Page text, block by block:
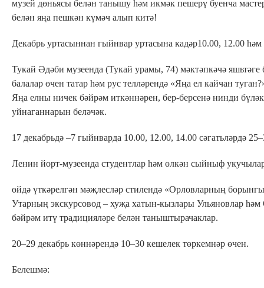
музей дөньясы белән танышу һәм икмәк пешерү буенча
белән яңа пешкән күмәч алып китә!
Декабрь уртасыннан гыйнвар уртасына кадәр10.00, 12.00
Тукай Әдәби музеенда (Тукай урамы, 74) мәктәпкәчә яшьтәге
балалар өчен татар һәм рус телләрендә «Яңа ел кайчан
Яңа елны ничек бәйрәм иткәннәрен, бер-берсенә нинди
уйнаганнарын беләчәк.
17 декабрьдә –7 гыйнварда 10.00, 12.00, 14.00 сәгатьләрдә
Ленин йорт-музеенда студентлар һәм өлкән сыйныф
өйдә үткәрелгән мәҗлесләр стилендә «Орловларның
Утарның экскурсовод – хуҗа хатын-кызлары Ульяновлар
бәйрәм итү традицияләре белән таныштырачаклар.
20–29 декабрь көннәрендә 10–30 кешелек төркемнәр өчен.
Белешмә: